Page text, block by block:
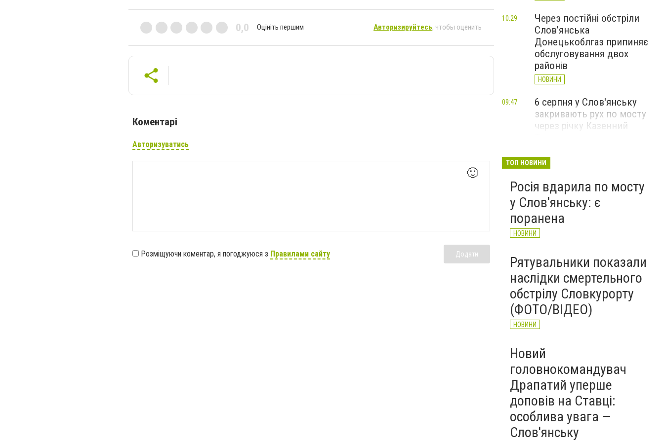
0,0 Оцініть першим Авторизируйтесь, чтобы оценить
Коментарі
Авторизуватись
🙂
Розміщуючи коментар, я погоджуюся з Правилами сайту Додати
Через постійні обстріли
Слов’янська
Донецькоблгаз припиняє
обслуговування двох
районів
НОВИНИ
10:29
6 серпня у Слов'янську
закривають рух по мосту
через річку Казенний
09:47
чотири рази атакували FPV-
дрони
ТОП НОВИНИ
Росія вдарила по мосту
у Слов'янську: є
поранена
НОВИНИ
Рятувальники показали
наслідки смертельного
обстрілу Словкурорту
(ФОТО/ВІДЕО)
НОВИНИ
Новий
головнокомандувач
Драпатий уперше
доповів на Ставці:
особлива увага —
Слов'янську